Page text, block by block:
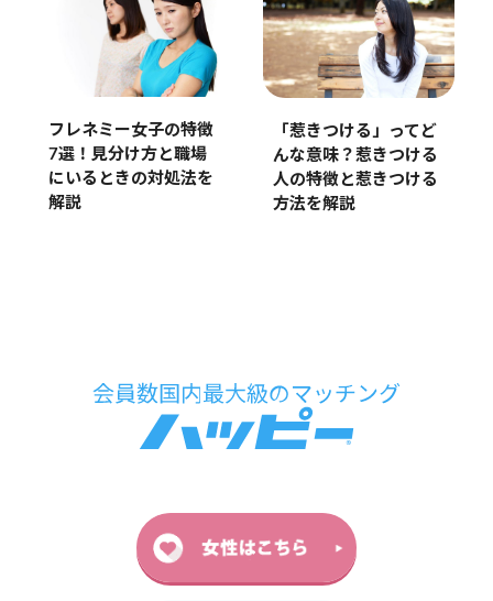
フレネミー女子の特徴
7選！見分け方と職場
にいるときの対処法を
解説
「惹きつける」ってど
んな意味？惹きつける
人の特徴と惹きつける
方法を解説